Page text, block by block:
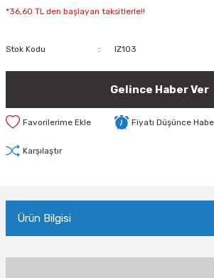
*36,60 TL den başlayan taksitlerle!!
Stok Kodu IZ103
Gelince Haber Ver
Fiyatı Düşünce
Karşılaştır
Ürün Bilgisi